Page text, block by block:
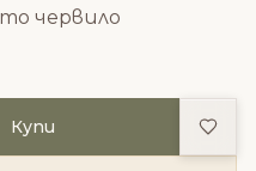
червило
Купи